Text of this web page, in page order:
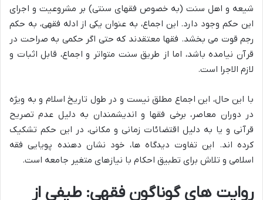
شیعه و اهل سنت (به خصوص فقهای سنتی) بر مشروعیت و اجرای
این حکم وجود دارد. این اجماع، به عنوان یکی از ادله فقهی، به حکم
رجم قوت می بخشد. فقها معتقدند که حتی اگر حکمی به صراحت در
قرآن نیامده باشد، اما از طریق سنت متواتر و اجماع، قابل اثبات و
لازم الاجرا است.
با این حال، این اجماع مطلق نیست و در طول تاریخ اسلام و به ویژه
در دوران معاصر، برخی فقها و اندیشمندان به دلیل عدم تصریح
قرآنی و یا به دلیل اقتضائات زمانی و مکانی، در این حکم تشکیک
کرده اند. این تفاوت دیدگاه ها، خود نشان دهنده پویایی فقه
اسلامی و تلاش برای تطبیق احکام با نیازهای متغیر جامعه است.
روایت های گوناگون فقهی: طیفی از